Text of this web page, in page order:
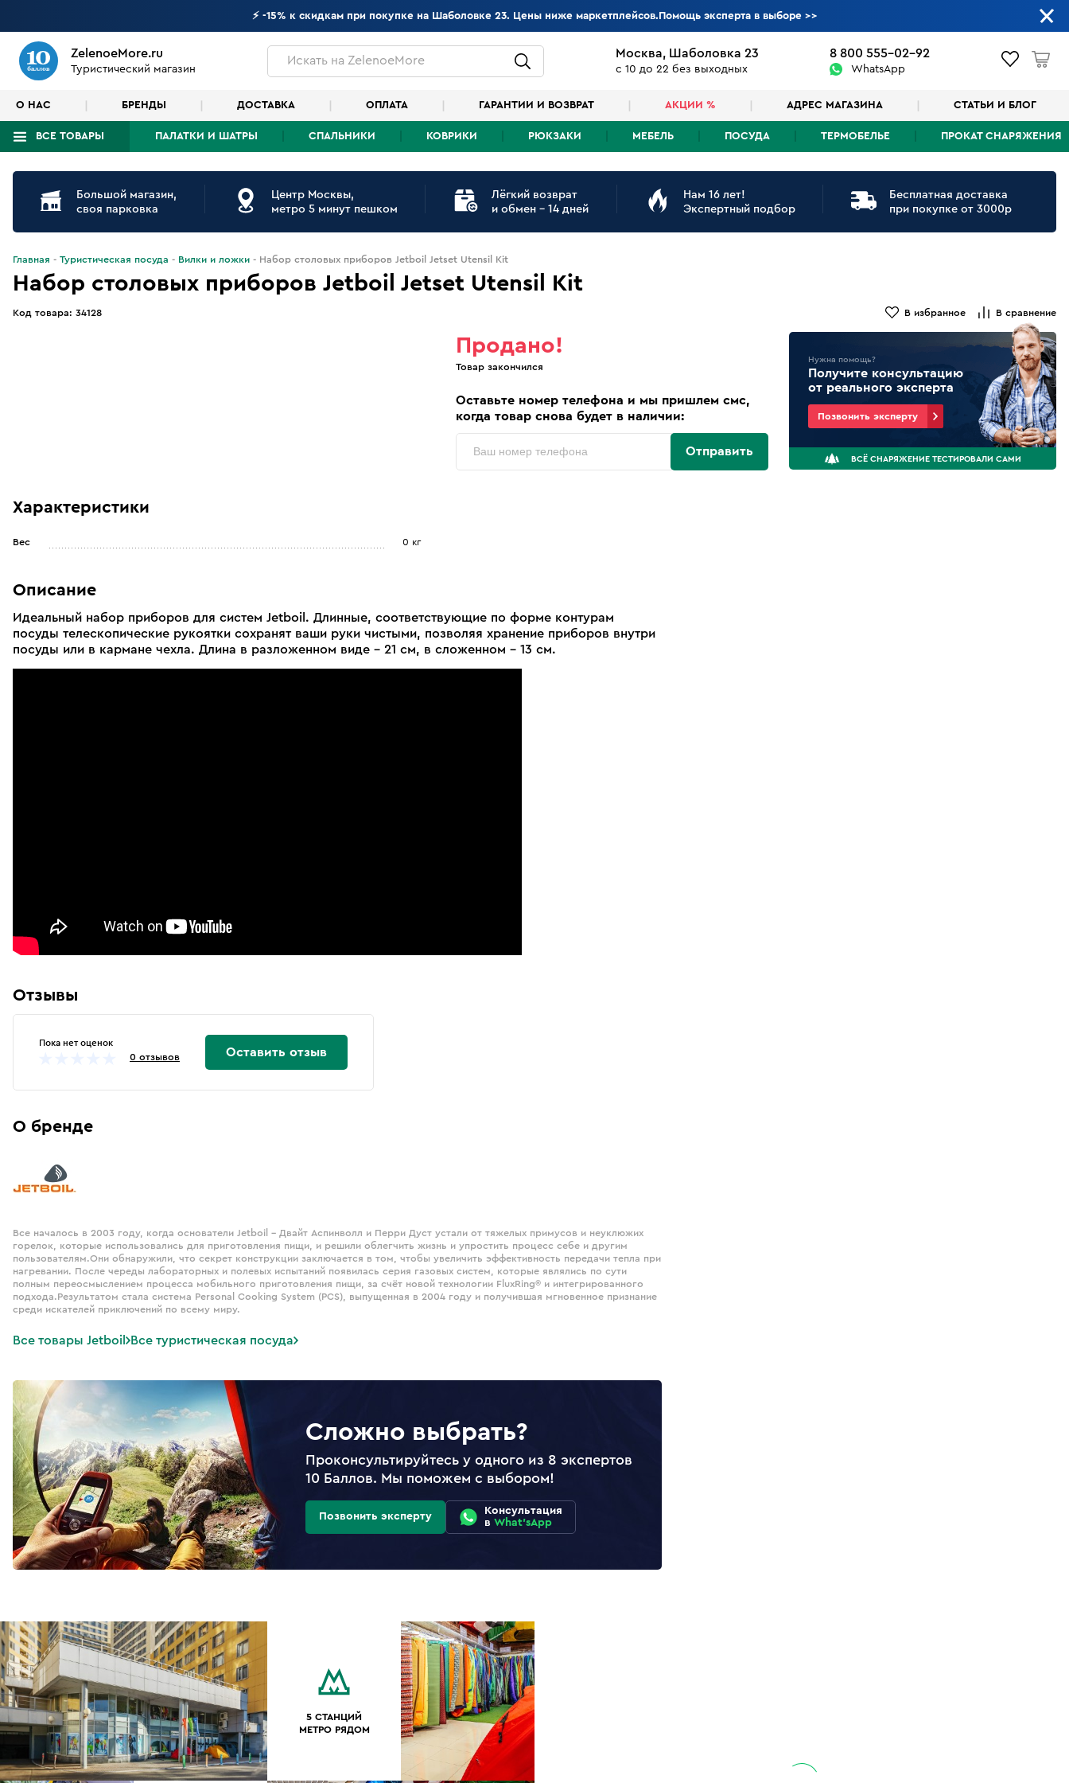
⚡ -15% к скидкам при покупке на Шаболовке 23. Цены ниже маркетплейсов.Помощь эксперта в выборе>>
ZelenoeMore.ru
Туристический магазин
Искатьна ZelenoeMore
Москва, Шаболовка 23
с 10 до 22 без выходных
8 800 555-02-92
WhatsApp
О НАС БРЕНДЫ ДОСТАВКА ОПЛАТА ГАРАНТИИ И ВОЗВРАТ АКЦИИ % АДРЕС МАГАЗИНА СТАТЬИ И БЛОГ
ВСЕ ТОВАРЫ ПАЛАТКИ И ШАТРЫ СПАЛЬНИКИ КОВРИКИ РЮКЗАКИ МЕБЕЛЬ ПОСУДА ТЕРМОБЕЛЬЕ ПРОКАТ СНАРЯЖЕНИЯ
Что будем искать?
Большой магазин,
своя парковка
Центр Москвы,
метро 5 минут пешком
Лёгкий возврат
и обмен - 14 дней
Нам 16 лет!
Экспертный подбор
Бесплатная доставка
при покупке от 3000р
Главная Туристическая посуда Вилки и ложки Набор столовых приборов Jetboil Jetset Utensil Kit
Набор столовых приборов Jetboil Jetset Utensil Kit
Код товара: 34128 В избранное В сравнение
Продано!
Товар закончился
Оставьте номер телефона и мы пришлем смс,
когда товар снова будет в наличии:
Отправить
Нужна помощь?
Получите консультацию
от реального эксперта
Позвонить эксперту
ВСЁ СНАРЯЖЕНИЕ ТЕСТИРОВАЛИ САМИ
Характеристики
Вес 0 кг
Описание
Идеальный набор приборов для систем Jetboil. Длинные, соответствующие по форме контурам
посуды телескопические рукоятки сохранят ваши руки чистыми, позволяя хранение приборов внутри
посуды или в кармане чехла. Длина в разложенном виде - 21 см, в сложенном - 13 см.
Отзывы
Пока нет оценок
0 отзывов Оставить отзыв
О бренде
Все началось в 2003 году, когда основатели Jetboil – Двайт Аспинволл и Перри Дуст устали от тяжелых примусов и неуклюжих
горелок, которые использовались для приготовления пищи, и решили облегчить жизнь и упростить процесс себе и другим
пользователям.Они обнаружили, что секрет конструкции заключается в том, чтобы увеличить эффективность передачи тепла при
нагревании. После череды лабораторных и полевых испытаний появилась серия газовых систем, которые являлись по сути
полным переосмыслением процесса мобильного приготовления пищи, за счёт новой технологии FluxRing® и интегрированного
подхода.Результатом стала система Personal Cooking System (PCS), выпущенная в 2004 году и получившая мгновенное признание
среди искателей приключений по всему миру.
Все товары Jetboil Все туристическая посуда
Сложно выбрать?
Проконсультируйтесь у одного из 8 экспертов
10 Баллов. Мы поможем с выбором!
Позвонить эксперту
Консультация
в What'sApp
5 СТАНЦИЙ
МЕТРО РЯДОМ